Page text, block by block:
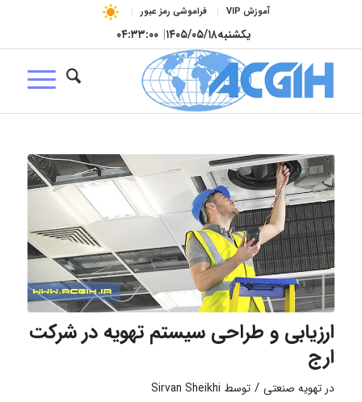
آموزش VIP فراموشی رمز عبور
یکشنبه۱۴۰۵/۰۵/۱۸| ۰۴:۳۳:۰۱
ارزیابی و طراحی سیستم تهویه در شركت
ارج
درتهویه صنعتی / توسط Sirvan Sheikhi